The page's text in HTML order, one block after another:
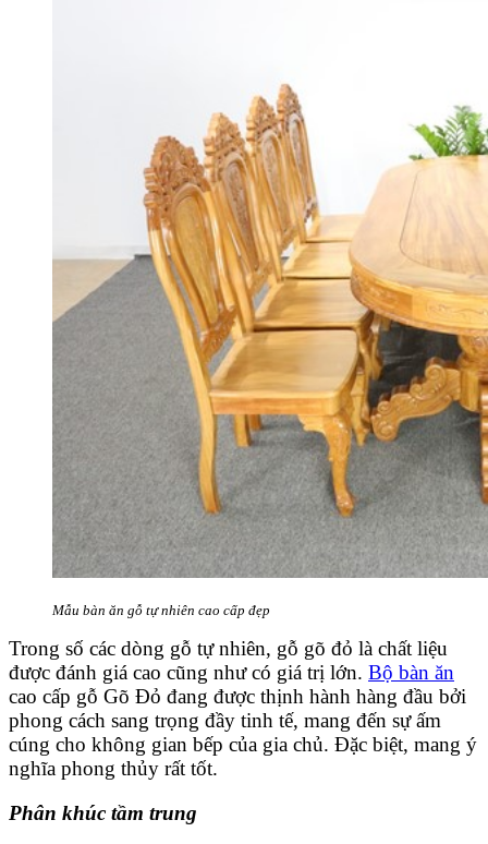
Mẫu bàn ăn gỗ tự nhiên cao cấp đẹp
Trong số các dòng gỗ tự nhiên, gỗ gõ đỏ là chất liệu
được đánh giá cao cũng như có giá trị lớn. Bộ bàn ăn
cao cấp gỗ Gõ Đỏ đang được thịnh hành hàng đầu bởi
phong cách sang trọng đầy tinh tế, mang đến sự ấm
cúng cho không gian bếp của gia chủ. Đặc biệt, mang ý
nghĩa phong thủy rất tốt.
Phân khúc tầm trung